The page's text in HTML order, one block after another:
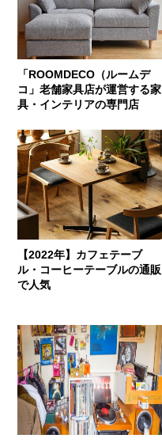
「ROOMDECO（ルームデ
コ」老舗家具店が運営する家
具・インテリアの専門店
【2022年】カフェテーブ
ル・コーヒーテーブルの通販
で人気